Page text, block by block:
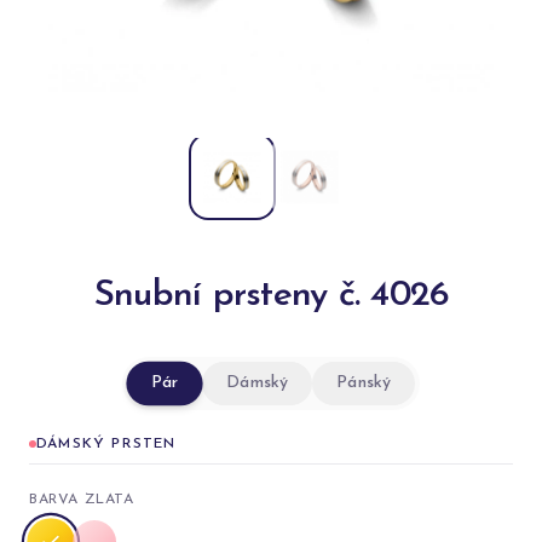
Snubní prsteny č. 4026
Pár Dámský Pánský
DÁMSKÝ PRSTEN
BARVA ZLATA